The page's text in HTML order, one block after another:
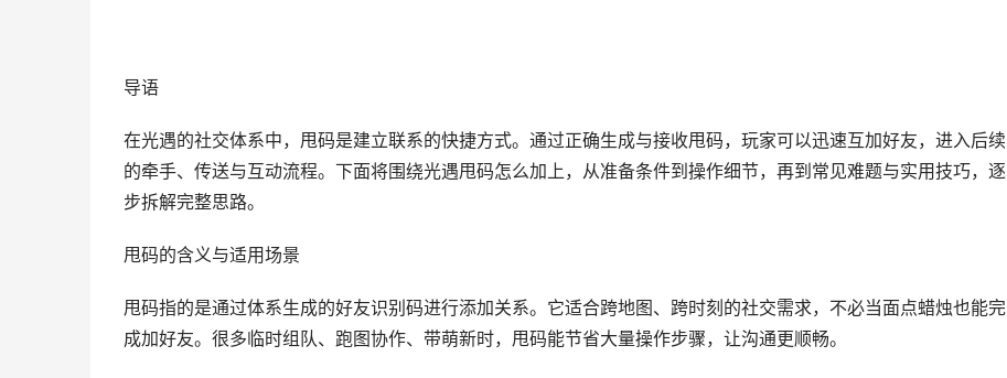
导语
在光遇的社交体系中，甩码是建立联系的快捷方式。通过正确生成与接收甩码，玩家可以迅速互加好友，进入后续
的牵手、传送与互动流程。下面将围绕光遇甩码怎么加上，从准备条件到操作细节，再到常见难题与实用技巧，逐
步拆解完整思路。
甩码的含义与适用场景
甩码指的是通过体系生成的好友识别码进行添加关系。它适合跨地图、跨时刻的社交需求，不必当面点蜡烛也能完
成加好友。很多临时组队、跑图协作、带萌新时，甩码能节省大量操作步骤，让沟通更顺畅。